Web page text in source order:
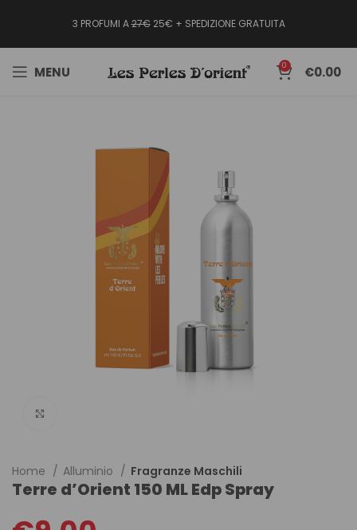
3 PROFUMI A27€25€ + SPEDIZIONE GRATUITA
MENU 0 €0.00
Home Alluminio Fragranze Maschili
Terre d’Orient 150 ML Edp Spray